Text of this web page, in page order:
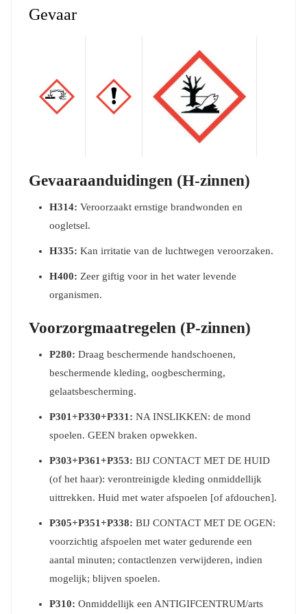
Gevaar
Gevaaraanduidingen (H-zinnen)
H314: Veroorzaakt ernstige brandwonden en
oogletsel.
H335: Kan irritatie van de luchtwegen veroorzaken.
H400: Zeer giftig voor in het water levende
organismen.
Voorzorgmaatregelen (P-zinnen)
P280: Draag beschermende handschoenen,
beschermende kleding, oogbescherming,
gelaatsbescherming.
P301+P330+P331: NA INSLIKKEN: de mond
spoelen. GEEN braken opwekken.
P303+P361+P353: BIJ CONTACT MET DE HUID
(of het haar): verontreinigde kleding onmiddellijk
uittrekken. Huid met water afspoelen [of afdouchen].
P305+P351+P338: BIJ CONTACT MET DE OGEN:
voorzichtig afspoelen met water gedurende een
aantal minuten; contactlenzen verwijderen, indien
mogelijk; blijven spoelen.
P310: Onmiddellijk een ANTIGIFCENTRUM/arts